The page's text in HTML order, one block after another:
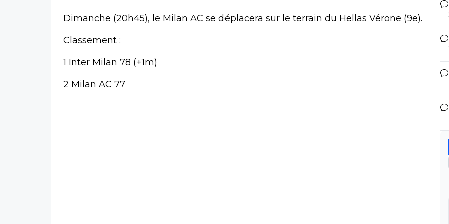
Dimanche (20h45), le Milan AC se déplacera sur le terrain du Hellas Vérone (9e).
Classement :
1 Inter Milan 78 (+1m)
2 Milan AC 77